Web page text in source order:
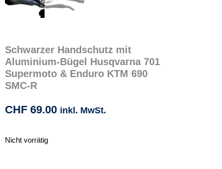
Schwarzer Handschutz mit
Aluminium-Bügel Husqvarna 701
Supermoto & Enduro KTM 690
SMC-R
CHF 69.00 inkl. MwSt.
Nicht vorrätig